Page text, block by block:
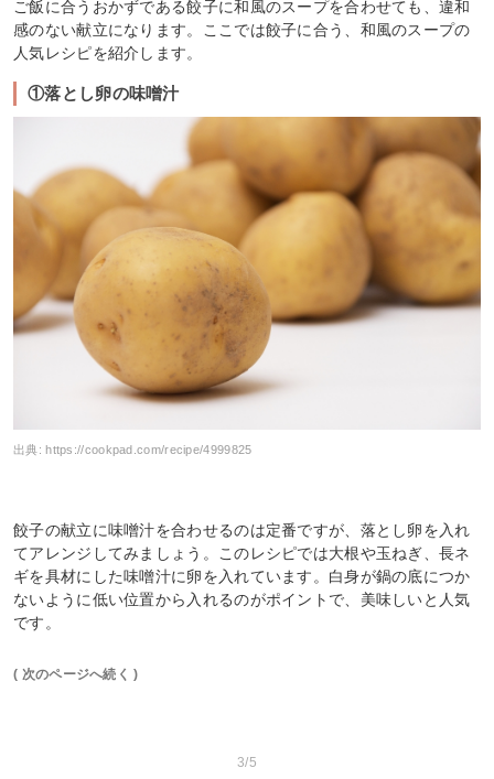
ご飯に合うおかずである餃子に和風のスープを合わせても、違和
感のない献立になります。ここでは餃子に合う、和風のスープの
人気レシピを紹介します。
①落とし卵の味噌汁
出典:https://cookpad.com/recipe/4999825
餃子の献立に味噌汁を合わせるのは定番ですが、落とし卵を入れ
てアレンジしてみましょう。このレシピでは大根や玉ねぎ、長ネ
ギを具材にした味噌汁に卵を入れています。白身が鍋の底につか
ないように低い位置から入れるのがポイントで、美味しいと人気
です。
( 次のページへ続く )
3/5